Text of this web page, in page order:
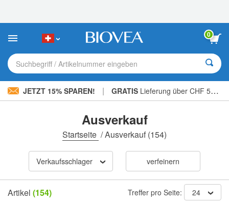
Sie:
Website
ein
Barrierefreiheitssystem.
0
Suchbegriff / Artikelnummer eingeben
JETZT 15% SPAREN! | GRATIS Lieferung über CHF 56.00 »
Ausverkauf
Startseite /Ausverkauf (154)
Verkaufsschlager verfeinern
Artikel (154) Treffer pro Seite: 24